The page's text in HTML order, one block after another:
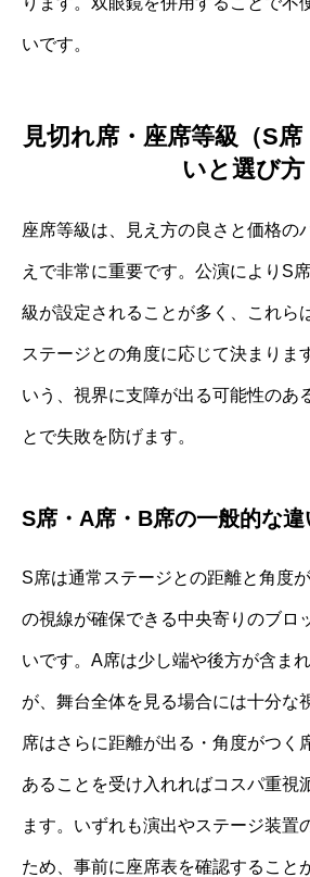
いです。
見切れ席・座席等級（S
いと選び方
座席等級は、見え方の良さと価格の
えで非常に重要です。公演によりS
級が設定されることが多く、これら
ステージとの角度に応じて決まりま
いう、視界に支障が出る可能性のあ
とで失敗を防げます。
S席・A席・B席の一般的な違
S席は通常ステージとの距離と角度
の視線が確保できる中央寄りのブロ
いです。A席は少し端や後方が含ま
が、舞台全体を見る場合には十分な
席はさらに距離が出る・角度がつく
あることを受け入れればコスパ重視
ます。いずれも演出やステージ装置
ため、事前に座席表を確認すること